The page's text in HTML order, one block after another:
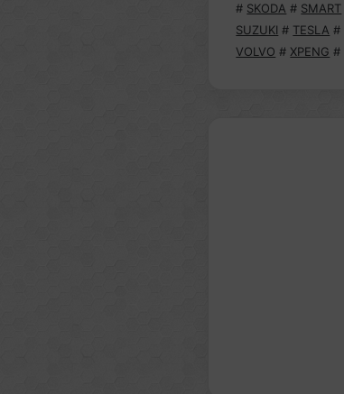
# SKODA # SMART
SUZUKI # TESLA #
VOLVO # XPENG #